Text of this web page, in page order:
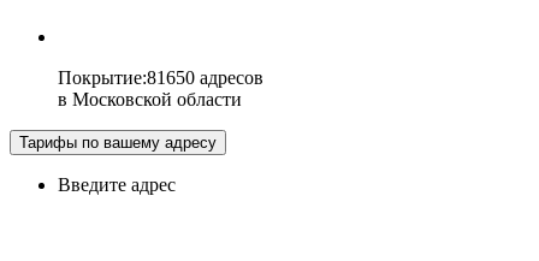
Покрытие:81650 адресов
в Московской области
Тарифы по вашему адресу
Введите адрес